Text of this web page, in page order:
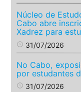
Núcleo de
Cabo abre
Xadrez para
access_time 31/07/2026
No Cabo,
por estudantes
access_time 31/07/2026